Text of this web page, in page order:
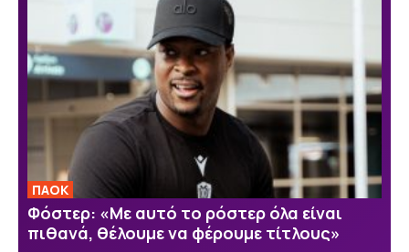
ΠΑΟΚ
Φόστερ: «Με αυτό το ρόστερ όλα είναι
πιθανά, θέλουμε να φέρουμε τίτλους»